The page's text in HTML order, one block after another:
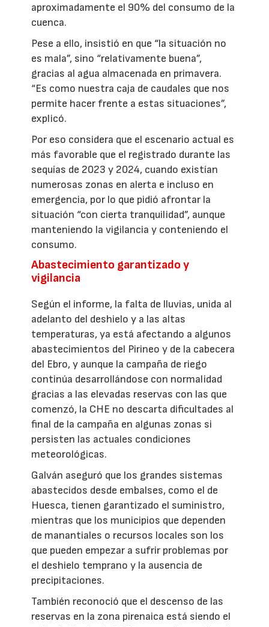
aproximadamente el 90% del consumo de la
cuenca.
Pese a ello, insistió en que “la situación no
es mala”, sino “relativamente buena”,
gracias al agua almacenada en primavera.
“Es como nuestra caja de caudales que nos
permite hacer frente a estas situaciones”,
explicó.
Por eso considera que el escenario actual es
más favorable que el registrado durante las
sequías de 2023 y 2024, cuando existían
numerosas zonas en alerta e incluso en
emergencia, por lo que pidió afrontar la
situación “con cierta tranquilidad”, aunque
manteniendo la vigilancia y conteniendo el
consumo.
Abastecimiento garantizado y
vigilancia
Según el informe, la falta de lluvias, unida al
adelanto del deshielo y a las altas
temperaturas, ya está afectando a algunos
abastecimientos del Pirineo y de la cabecera
del Ebro, y aunque la campaña de riego
continúa desarrollándose con normalidad
gracias a las elevadas reservas con las que
comenzó, la CHE no descarta dificultades al
final de la campaña en algunas zonas si
persisten las actuales condiciones
meteorológicas.
Galván aseguró que los grandes sistemas
abastecidos desde embalses, como el de
Huesca, tienen garantizado el suministro,
mientras que los municipios que dependen
de manantiales o recursos locales son los
que pueden empezar a sufrir problemas por
el deshielo temprano y la ausencia de
precipitaciones.
También reconoció que el descenso de las
reservas en la zona pirenaica está siendo el